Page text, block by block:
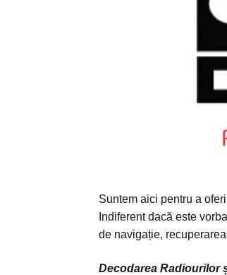
Suntem aici pentru a
Indiferent dacă este
de navigație,
Decodarea Radiourilor